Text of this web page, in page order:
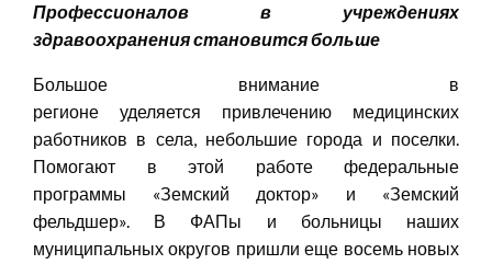
Профессионалов в учреждениях
здравоохранения становится больше
Большое внимание в
регионе уделяется привлечению медицинских
работников в села, небольшие города и поселки.
Помогают в этой работе федеральные
программы «Земский доктор» и «Земский
фельдшер». В ФАПы и больницы наших
муниципальных округов пришли еще восемь новых